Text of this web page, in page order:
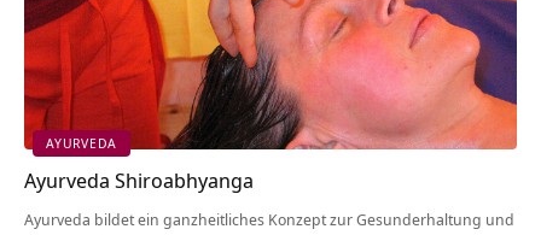
AYURVEDA
Ayurveda Shiroabhyanga
Ayurveda bildet ein ganzheitliches Konzept zur Gesunderhaltung und